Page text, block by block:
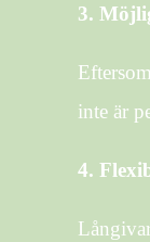
3.
inte är
4.